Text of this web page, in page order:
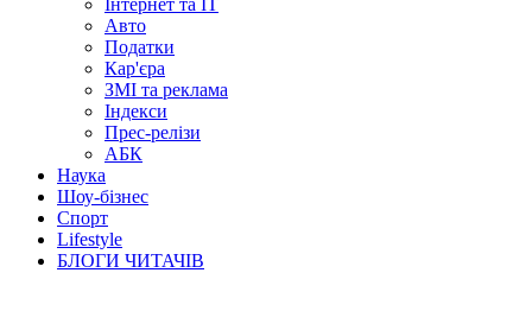
Інтернет та IT
Авто
Податки
Кар'єра
ЗМІ та реклама
Індекси
Прес-релізи
АБК
Наука
Шоу-бізнес
Спорт
Lifestyle
БЛОГИ ЧИТАЧІВ